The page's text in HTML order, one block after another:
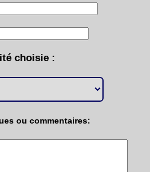
choisie :
ou commentaires: